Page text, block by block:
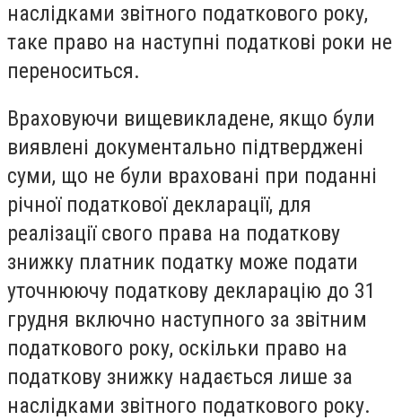
наслідками звітного податкового року,
таке право на наступні податкові роки не
переноситься.
Враховуючи вищевикладене, якщо були
виявлені документально підтверджені
суми, що не були враховані при поданні
річної податкової декларації, для
реалізації свого права на податкову
знижку платник податку може подати
уточнюючу податкову декларацію до 31
грудня включно наступного за звітним
податкового року, оскільки право на
податкову знижку надається лише за
наслідками звітного податкового року.